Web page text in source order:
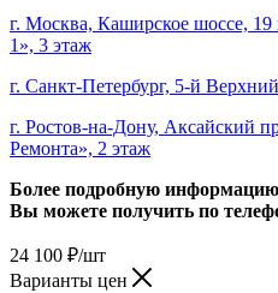
г. Москва, Каширское шоссе,
1», 3 этаж
г. Санкт-Петербург, 5-й
г. Ростов-на-Дону, Аксайский
Ремонта», 2 этаж
Более подробную
Вы можете получить по
24 100 ₽/шт
Варианты цен